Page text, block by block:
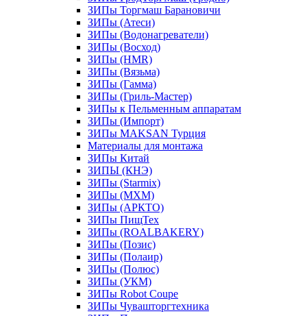
ЗИПы Торгмаш Барановичи
ЗИПы (Атеси)
ЗИПы (Водонагреватели)
ЗИПы (Восход)
ЗИПы (HMR)
ЗИПы (Вязьма)
ЗИПы (Гамма)
ЗИПы (Гриль-Мастер)
ЗИПы к Пельменным аппаратам
ЗИПы (Импорт)
ЗИПы MAKSAN Турция
Материалы для монтажа
ЗИПы Китай
ЗИПЫ (КНЭ)
ЗИПы (Starmix)
ЗИПы (МХМ)
ЗИПы (АРКТО)
ЗИПы ПищТех
ЗИПы (ROALBAKERY)
ЗИПы (Позис)
ЗИПы (Полаир)
ЗИПы (Полюс)
ЗИПы (УКМ)
ЗИПы Robot Coupe
ЗИПы Чувашторгтехника